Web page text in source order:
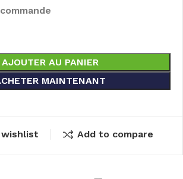
AJOUTER AU PANIER
MAINTENANT
Add to compare